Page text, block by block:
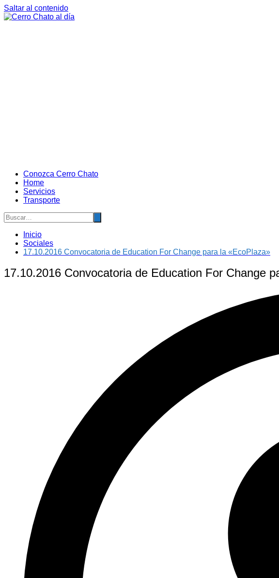
Saltar al contenido
Conozca Cerro Chato
Home
Servicios
Transporte
Inicio
Sociales
17.10.2016 Convocatoria de Education For Change para la «EcoPlaza»
17.10.2016 Convocatoria de Education For Change